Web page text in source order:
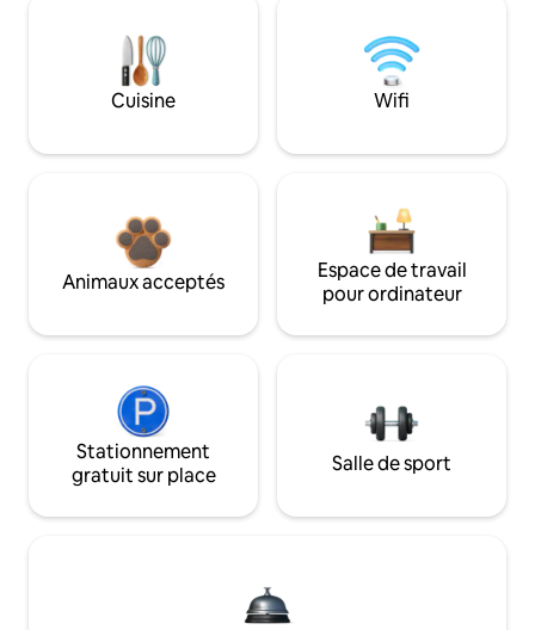
Cuisine Wifi
Animaux acceptés
Espace de travail
pour ordinateur
Stationnement
gratuit sur place
Salle de sport